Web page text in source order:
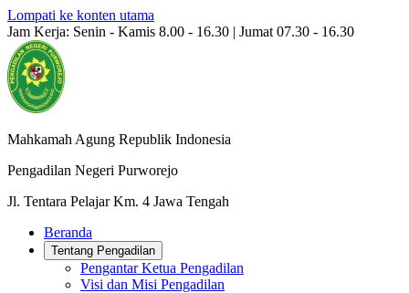
Lompati ke konten utama
Jam Kerja: Senin - Kamis 8.00 - 16.30 | Jumat 07.30 - 16.30
Mahkamah Agung Republik Indonesia
Pengadilan Negeri Purworejo
Jl. Tentara Pelajar Km. 4 Jawa Tengah
Beranda
Tentang Pengadilan
Pengantar Ketua Pengadilan
Visi dan Misi Pengadilan